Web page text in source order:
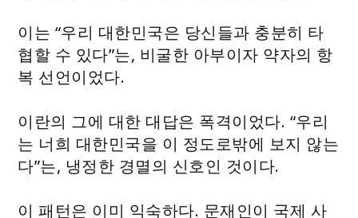
이는 “우리 대한민국은 당신들과 충분히 타
협할 수 있다”는, 비굴한 아부이자 약자의 항
복 선언이었다.
이란의 그에 대한 대답은 폭격이었다. “우리
는 너희 대한민국을 이 정도로밖에 보지 않는
다”는, 냉정한 경멸의 신호인 것이다.
이 패턴은 이미 익숙하다. 문재인이 국제 사